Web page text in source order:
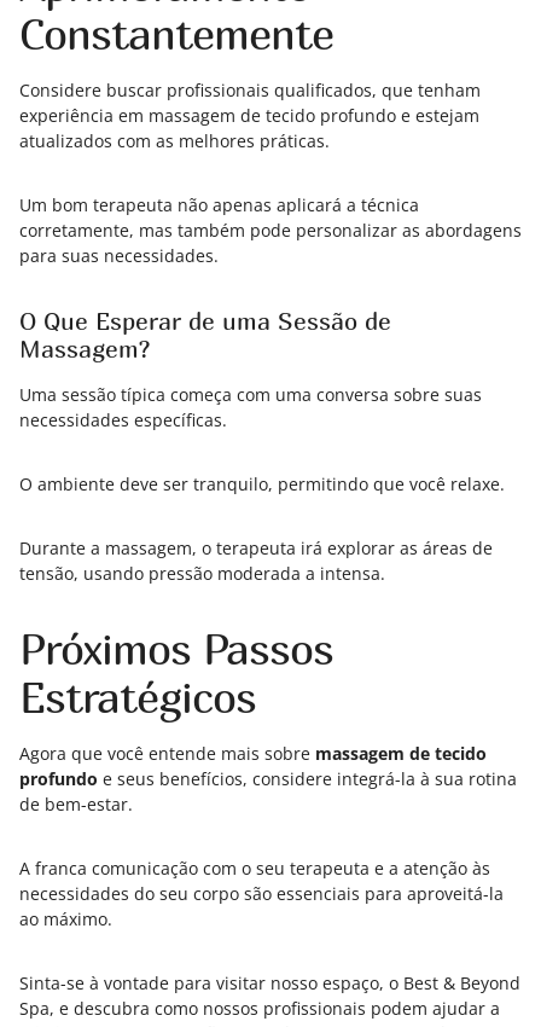
Constantemente
Considere buscar profissionais qualificados, que tenham
experiência em massagem de tecido profundo e estejam
atualizados com as melhores práticas.
Um bom terapeuta não apenas aplicará a técnica
corretamente, mas também pode personalizar as abordagens
para suas necessidades.
O Que Esperar de uma Sessão de
Massagem?
Uma sessão típica começa com uma conversa sobre suas
necessidades específicas.
O ambiente deve ser tranquilo, permitindo que você relaxe.
Durante a massagem, o terapeuta irá explorar as áreas de
tensão, usando pressão moderada a intensa.
Próximos Passos
Estratégicos
Agora que você entende mais sobre massagem de tecido
profundo e seus benefícios, considere integrá-la à sua rotina
de bem-estar.
A franca comunicação com o seu terapeuta e a atenção às
necessidades do seu corpo são essenciais para aproveitá-la
ao máximo.
Sinta-se à vontade para visitar nosso espaço, o Best & Beyond
Spa, e descubra como nossos profissionais podem ajudar a